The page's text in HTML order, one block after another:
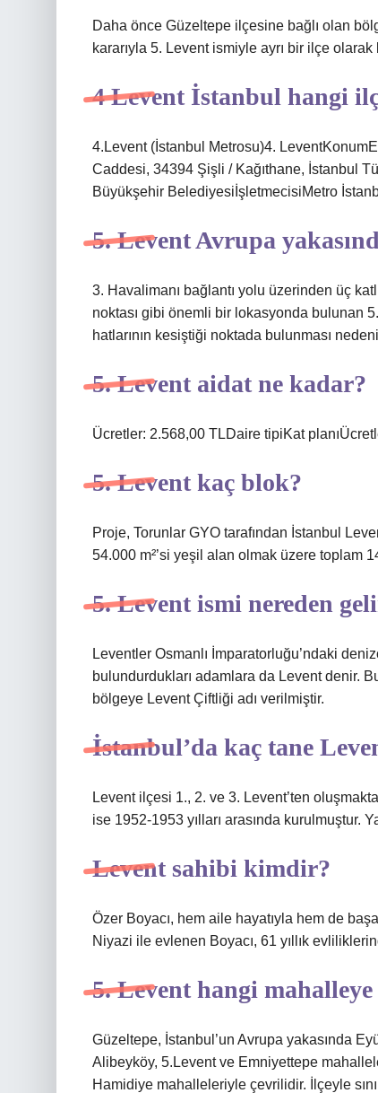
Daha önce Güzeltepe ilçesine bağlı olan
kararıyla 5. Levent ismiyle ayrı bir ilçe olarak
4 Levent İstanbul hangi
4.Levent (İstanbul Metrosu)4.
Caddesi, 34394 Şişli / Kağıthane, İstanbul
Büyükşehir BelediyesiİşletmecisiMetro
5. Levent Avrupa
3. Havalimanı bağlantı yolu üzerinden üç
noktası gibi önemli bir lokasyonda bulunan
hatlarının kesiştiği noktada bulunması
5. Levent aidat ne kadar?
Ücretler: 2.568,00 TLDaire tipiKat
5. Levent kaç blok?
Proje, Torunlar GYO tarafından İstanbul
54.000 m²’si yeşil alan olmak üzere toplam
5. Levent ismi nereden
Leventler Osmanlı İmparatorluğu’ndaki
bulundurdukları adamlara da Levent denir.
bölgeye Levent Çiftliği adı verilmiştir.
İstanbul’da kaç tane
Levent ilçesi 1., 2. ve 3. Levent’ten
ise 1952-1953 yılları arasında kurulmuştur.
Levent sahibi kimdir?
Özer Boyacı, hem aile hayatıyla hem de
Niyazi ile evlenen Boyacı, 61 yıllık
5. Levent hangi mahalleye
Güzeltepe, İstanbul’un Avrupa yakasında
Alibeyköy, 5.Levent ve Emniyettepe
Hamidiye mahalleleriyle çevrilidir. İlçeyle